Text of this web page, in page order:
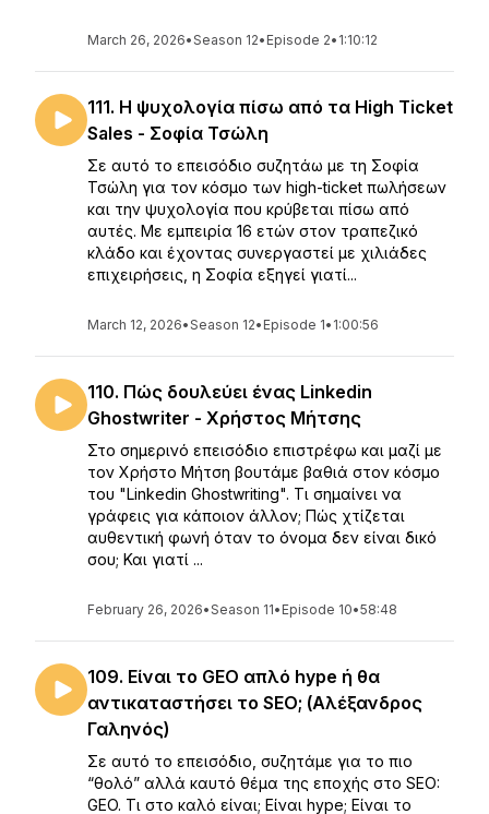
March 26, 2026•Season 12• Episode 2• 1:10:12
111. Η ψυχολογία πίσω από τα High Ticket
Sales - Σοφία Τσώλη
Σε αυτό το επεισόδιο συζητάω με τη Σοφία
Τσώλη για τον κόσμο των high-ticket πωλήσεων
και την ψυχολογία που κρύβεται πίσω από
αυτές. Με εμπειρία 16 ετών στον τραπεζικό
κλάδο και έχοντας συνεργαστεί με χιλιάδες
επιχειρήσεις, η Σοφία εξηγεί γιατί...
March 12, 2026•Season 12• Episode 1• 1:00:56
110. Πώς δουλεύει ένας Linkedin
Ghostwriter - Χρήστος Μήτσης
Στο σημερινό επεισόδιο επιστρέφω και μαζί με
τον Χρήστο Μήτση βουτάμε βαθιά στον κόσμο
του "Linkedin Ghostwriting". Τι σημαίνει να
γράφεις για κάποιον άλλον; Πώς χτίζεται
αυθεντική φωνή όταν το όνομα δεν είναι δικό
σου; Και γιατί ...
February 26, 2026•Season 11• Episode 10•58:48
109. Είναι το GEO απλό hype ή θα
αντικαταστήσει το SEO; (Αλέξανδρος
Γαληνός)
Σε αυτό το επεισόδιο, συζητάμε για το πιο
“θολό” αλλά καυτό θέμα της εποχής στο SEO:
GEO. Τι στο καλό είναι; Είναι hype; Είναι το